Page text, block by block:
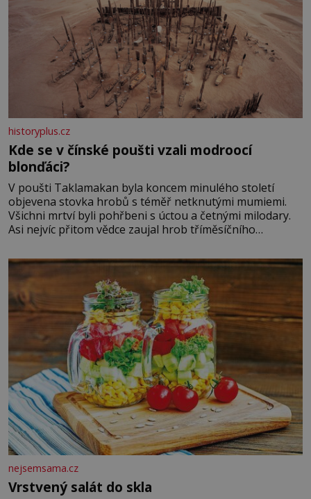
historyplus.cz
Kde se v čínské poušti vzali modroocí
blonďáci?
V poušti Taklamakan byla koncem minulého století
objevena stovka hrobů s téměř netknutými mumiemi.
Všichni mrtví byli pohřbeni s úctou a četnými milodary.
Asi nejvíc přitom vědce zaujal hrob tříměsíčního
blonďaté vlásky. Fakt, že jsou těla dávných lidí nesmírně
dobře zachovalá, přičítají odborníci zdejším klimatickým
podmínkám. Sucho, prosolené písky a extrémně
nejsemsama.cz
Vrstvený salát do skla